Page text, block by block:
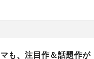
も、注目作＆話題作が